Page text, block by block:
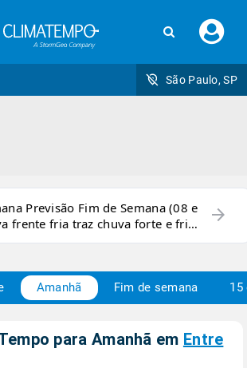
seu
São Paulo, SP
Previsão Fim de Semana (08 e
frente fria traz chuva forte e frio
país
arrow_forward
Amanhã Fim de semana 15
para Amanhã em Entre